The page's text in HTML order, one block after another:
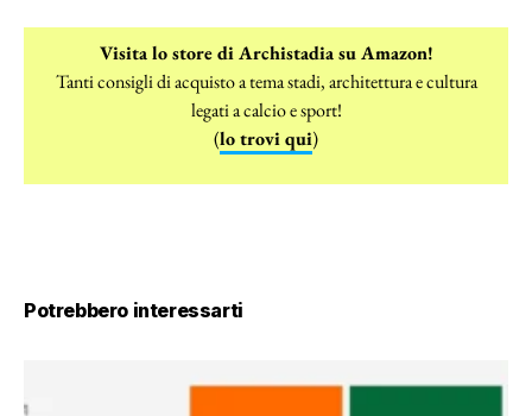
Visita lo store di Archistadia su Amazon!
Tanti consigli di acquisto a tema stadi, architettura e cultura
legati a calcio e sport!
(lo trovi qui)
Potrebbero interessarti